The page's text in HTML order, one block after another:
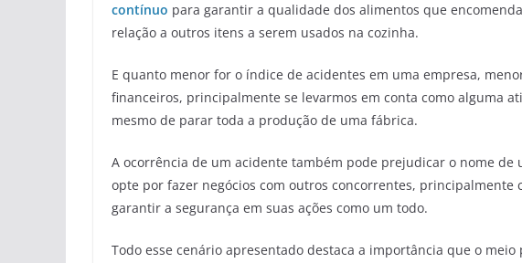
contínuo para garantir a qualidade dos alimentos que
relação a outros itens a serem usados na cozinha.
E quanto menor for o índice de acidentes em uma empresa,
financeiros, principalmente se levarmos em conta como alguma
mesmo de parar toda a produção de uma fábrica.
A ocorrência de um acidente também pode prejudicar o nome de
opte por fazer negócios com outros concorrentes, principalmente
garantir a segurança em suas ações como um todo.
Todo esse cenário apresentado destaca a importância que o